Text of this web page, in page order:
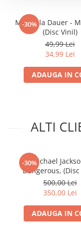
-30%
Mirabela Dauer -
(Disc Vinil)
49,99 Lei
34,99 Lei
ADAUGA IN
ALTI
-30%Michael
Dangerous,
500,00 Lei
350,00 Lei
ADAUGA IN